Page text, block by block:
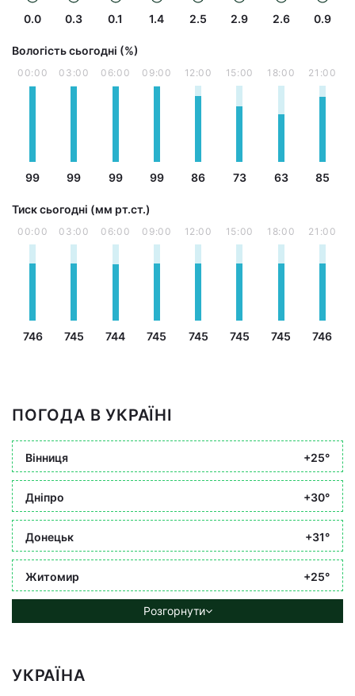
0.0 0.3 0.1 1.4 2.5 2.9 2.6 0.9
Вологість сьогодні (%)
00:00
99
03:00
99
06:00
99
09:00
99
12:00
86
15:00
73
18:00
63
21:00
85
Тиск сьогодні (мм рт.ст.)
00:00
746
03:00
745
06:00
744
09:00
745
12:00
745
15:00
745
18:00
745
21:00
746
ПОГОДА В УКРАЇНІ
Вінниця +25°
Дніпро +30°
Донецьк +31°
Житомир +25°
Розгорнути
УКРАЇНА